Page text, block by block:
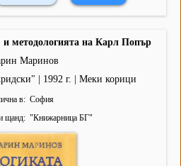
методологията на Карл Попър
Маринов
| 1992 г. | Меки корици
в
София
щанд
"Книжарница БГ"